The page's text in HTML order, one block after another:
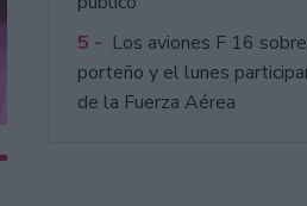
5 - Los aviones F 16
porteño y el lunes
de la Fuerza Aérea